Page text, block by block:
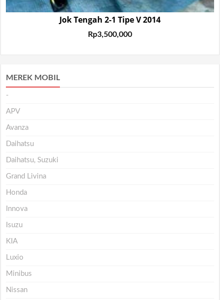
Jok Tengah 2-1 Tipe V 2014
Rp3,500,000
MEREK MOBIL
-
APV
Avanza
Daihatsu
Daihatsu, Suzuki
Grand Livina
Honda
Innova
Isuzu
KIA
Luxio
Minibus
Nissan